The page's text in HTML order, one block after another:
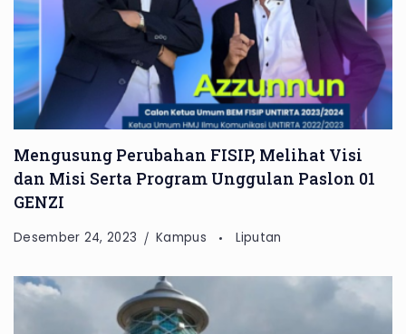
Mengusung Perubahan FISIP, Melihat Visi
dan Misi Serta Program Unggulan Paslon 01
GENZI
Desember 24, 2023 Kampus Liputan